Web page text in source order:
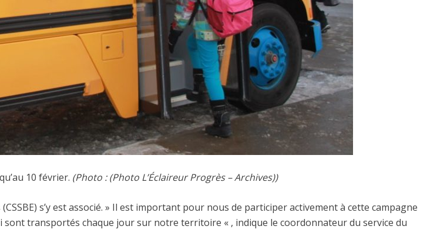
10 février. (Photo : (Photo L’Éclaireur Progrès – Archives))
s’y est associé. » Il est important pour nous de participer activement à cette campagne
transportés chaque jour sur notre territoire « , indique le coordonnateur du service du